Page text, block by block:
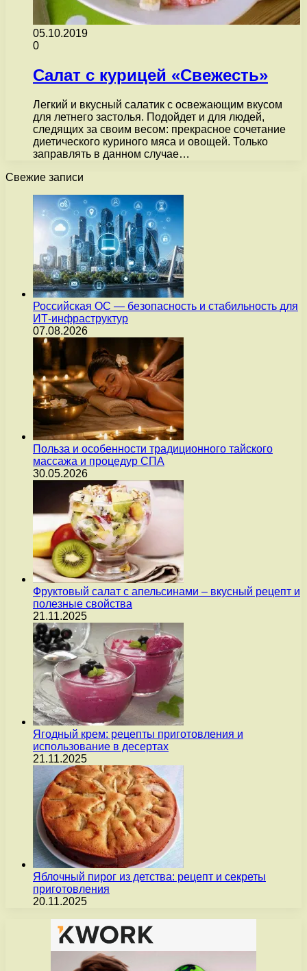
05.10.2019
0
Салат с курицей «Свежесть»
Легкий и вкусный салатик с освежающим вкусом
для летнего застолья. Подойдет и для людей,
следящих за своим весом: прекрасное сочетание
диетического куриного мяса и овощей. Только
заправлять в данном случае…
Свежие записи
Российская ОС — безопасность и стабильность для
ИТ-инфраструктур
07.08.2026
Польза и особенности традиционного тайского
массажа и процедур СПА
30.05.2026
Фруктовый салат с апельсинами – вкусный рецепт и
полезные свойства
21.11.2025
Ягодный крем: рецепты приготовления и
использование в десертах
21.11.2025
Яблочный пирог из детства: рецепт и секреты
приготовления
20.11.2025